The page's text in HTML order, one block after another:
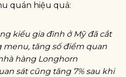
quán hiệu quả:
kiểu gia đình ở Mỹ đã cắt
menu, tăng số điểm quan
hàng Longhorn
sát cũng tăng 7% sau khi